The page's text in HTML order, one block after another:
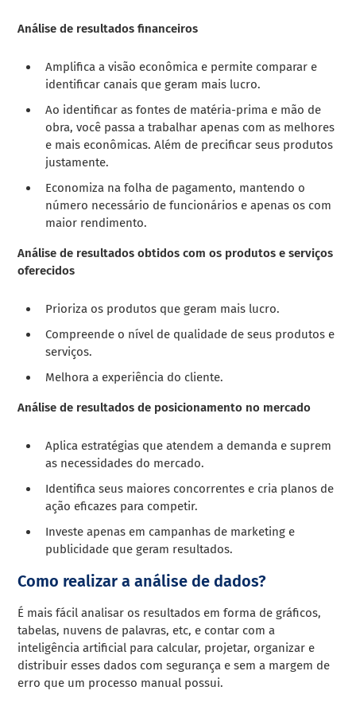
Análise de resultados financeiros
Amplifica a visão econômica e permite comparar e
identificar canais que geram mais lucro.
Ao identificar as fontes de matéria-prima e mão de
obra, você passa a trabalhar apenas com as melhores
e mais econômicas. Além de precificar seus produtos
justamente.
Economiza na folha de pagamento, mantendo o
número necessário de funcionários e apenas os com
maior rendimento.
Análise de resultados obtidos com os produtos e serviços
oferecidos
Prioriza os produtos que geram mais lucro.
Compreende o nível de qualidade de seus produtos e
serviços.
Melhora a experiência do cliente.
Análise de resultados de posicionamento no mercado
Aplica estratégias que atendem a demanda e suprem
as necessidades do mercado.
Identifica seus maiores concorrentes e cria planos de
ação eficazes para competir.
Investe apenas em campanhas de marketing e
publicidade que geram resultados.
Como realizar a análise de dados?
É mais fácil analisar os resultados em forma de gráficos,
tabelas, nuvens de palavras, etc, e contar com a
inteligência artificial para calcular, projetar, organizar e
distribuir esses dados com segurança e sem a margem de
erro que um processo manual possui.